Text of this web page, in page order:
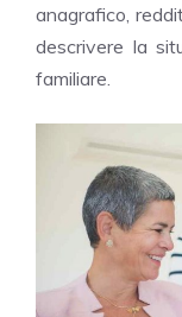
anagrafico,
descrivere la
familiare.